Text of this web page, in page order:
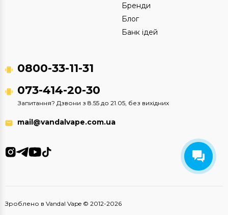
Бренди
Блог
Банк ідей
0800-33-11-31
073-414-20-30
Запитання? Дзвони з 8.55 до 21.05, без вихідних
mail@vandalvape.com.ua
Зроблено в Vandal Vape © 2012-2026